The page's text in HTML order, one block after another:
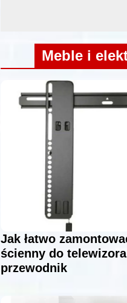
Meble i
Jak łatwo
ścienny do
przewodnik